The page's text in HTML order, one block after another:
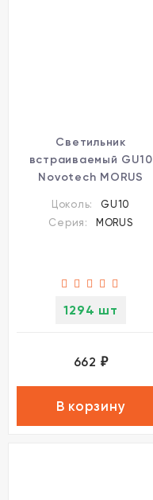
Светильник
встраиваемый GU10
Novotech MORUS
Цоколь:
GU10
Серия:
MORUS
1294 шт
662 ₽
В корзину